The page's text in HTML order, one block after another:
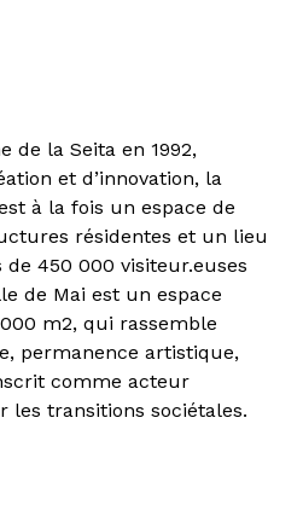
de la Seita en 1992,
et d’innovation, la
à la fois un espace de
résidentes et un lieu
450 000 visiteur.euses
de Mai est un espace
m2, qui rassemble
permanence artistique,
comme acteur
les transitions sociétales.